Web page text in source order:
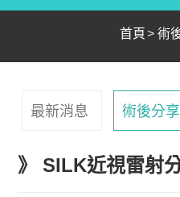
首頁 術
最新消息 術後分享
》 SILK近視雷射